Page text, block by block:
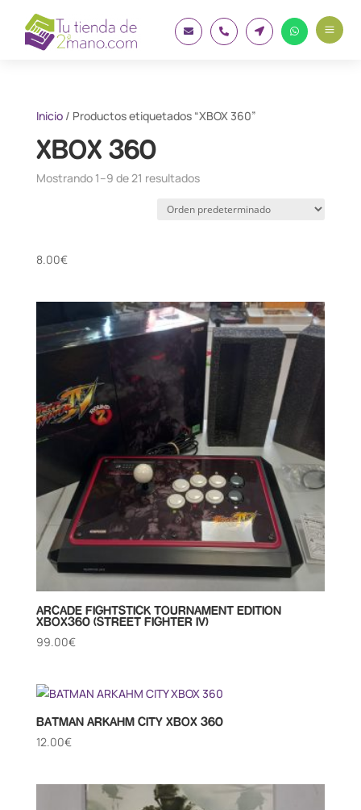
    a
Inicio/ Productos etiquetados “XBOX 360”
XBOX 360
Mostrando 1–9 de 21 resultados
8.00€
ARCADE FIGHTSTICK TOURNAMENT EDITION
XBOX360 (STREET FIGHTER IV)
99.00€
BATMAN ARKAHM CITY XBOX 360
12.00€